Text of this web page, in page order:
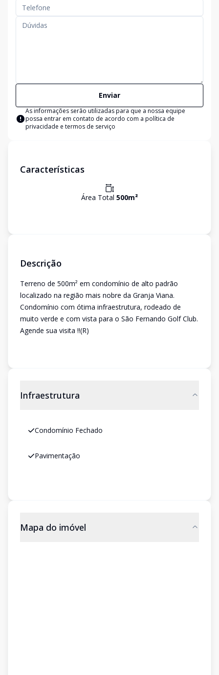
Enviar
As informações serão utilizadas para que a nossa equipe
possa entrar em contato de acordo com a política de
privacidade e termos de serviço
Características
Área Total 500m²
Descrição
Terreno de 500m² em condomínio de alto padrão
localizado na região mais nobre da Granja Viana.
Condomínio com ótima infraestrutura, rodeado de
muito verde e com vista para o São Fernando Golf Club.
Agende sua visita !!(R)
Infraestrutura
Condomínio Fechado
Pavimentação
Mapa do imóvel